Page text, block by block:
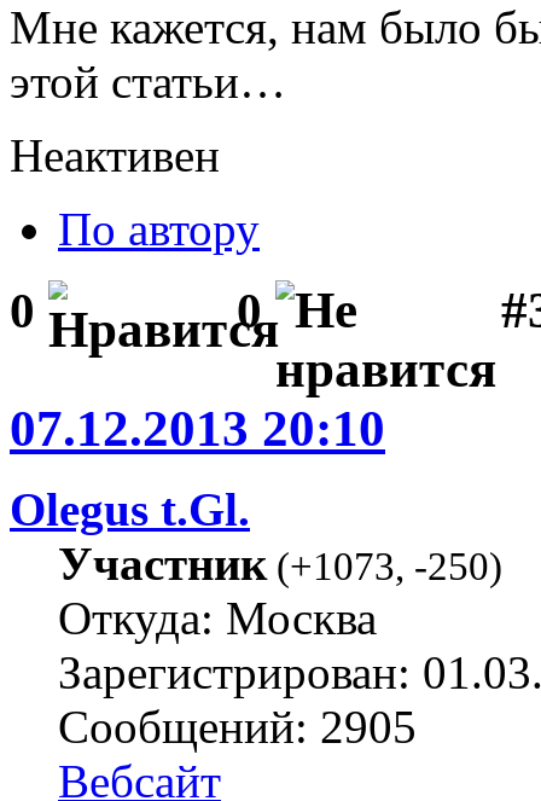
Мне кажется, нам было
этой статьи…
Неактивен
По автору
0 0
07.12.2013 20:10
Olegus t.Gl.
Участник(+1073, -250)
Откуда: Москва
Зарегистрирован:
Сообщений: 2905
Вебсайт